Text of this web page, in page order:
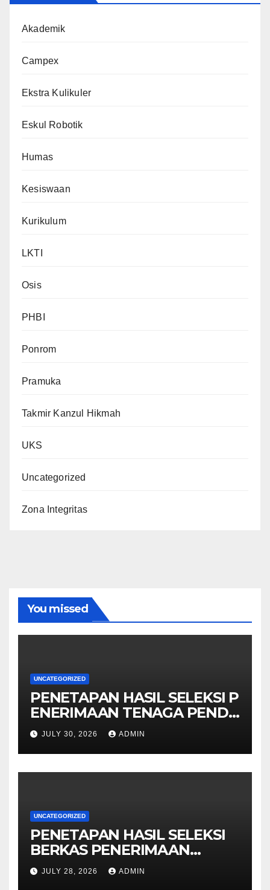
Akademik
Campex
Ekstra Kulikuler
Eskul Robotik
Humas
Kesiswaan
Kurikulum
LKTI
Osis
PHBI
Ponrom
Pramuka
Takmir Kanzul Hikmah
UKS
Uncategorized
Zona Integritas
You missed
UNCATEGORIZED
PENETAPAN HASIL SELEKSI P
ENERIMAAN TENAGA PENDI
DIK MAN KOTA SURABAYA
JULY 30, 2026 ADMIN
UNCATEGORIZED
PENETAPAN HASIL SELEKSI
BERKAS PENERIMAAN
TENAGA PENDIDIKMAN
KOTA SURABAYA
JULY 28, 2026 ADMIN